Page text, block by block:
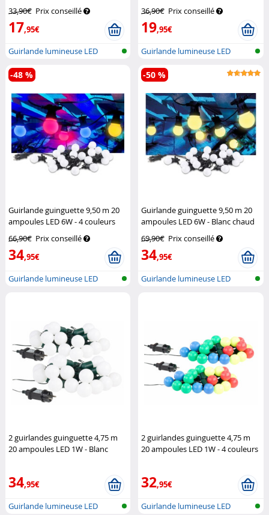
33,90€ Prix conseillé
17,95€
Guirlande lumineuse LED
festive en...
36,90€ Prix conseillé
19,95€
Guirlande lumineuse LED
festive en...
Guirlande guinguette 9,50 m 20
ampoules LED 6W - 4 couleurs
66,90€ Prix conseillé
34,95€
-48 %
Guirlande lumineuse LED
Guirlande guinguette 9,50 m 20
ampoules LED 6W - Blanc chaud
69,90€ Prix conseillé
34,95€
-50 %
Guirlande lumineuse LED
2 guirlandes guinguette 4,75 m
20 ampoules LED 1W - Blanc
34,95€
Guirlande lumineuse LED
2 guirlandes guinguette 4,75 m
20 ampoules LED 1W - 4 couleurs
32,95€
Guirlande lumineuse LED